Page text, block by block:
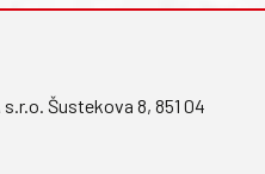
s.r.o. Šustekova 8, 851 04